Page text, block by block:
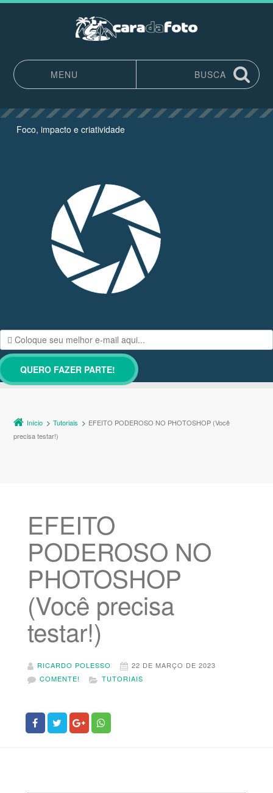
MENU
BUSCA
Foco, impacto e criatividade
Início Tutoriais
EFEITO PODEROSO NO PHOTOSHOP (Você
precisa testar!)
EFEITO
PODEROSO NO
PHOTOSHOP
(Você precisa
testar!)
RICARDO POLESSO
22 DE MARÇO DE 2023
COMENTE!
TUTORIAIS